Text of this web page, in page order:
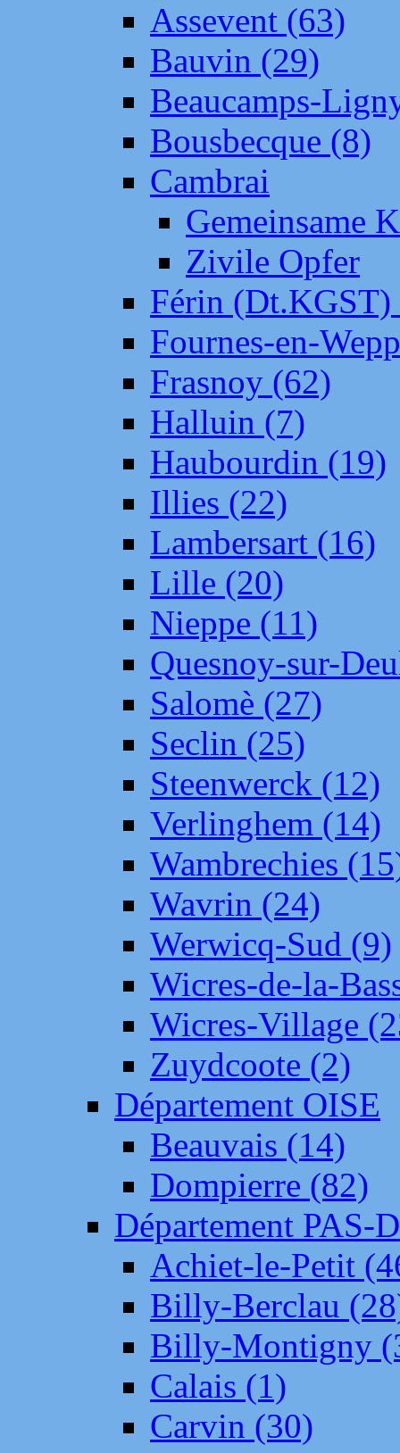
Assevent (63)
Bauvin (29)
Beaucamps-
Bousbecque (8)
Cambrai
Gemeinsame
Zivile Opfer
Férin (Dt.KGST)
Fournes-en-
Frasnoy (62)
Halluin (7)
Haubourdin (19)
Illies (22)
Lambersart (16)
Lille (20)
Nieppe (11)
Quesnoy-sur-
Salomè (27)
Seclin (25)
Steenwerck (12)
Verlinghem (14)
Wambrechies
Wavrin (24)
Werwicq-Sud (9)
Wicres-de-la-
Wicres-Village
Zuydcoote (2)
Département OISE
Beauvais (14)
Dompierre (82)
Département PAS-
Achiet-le-Petit
Billy-Berclau
Billy-Montigny
Calais (1)
Carvin (30)